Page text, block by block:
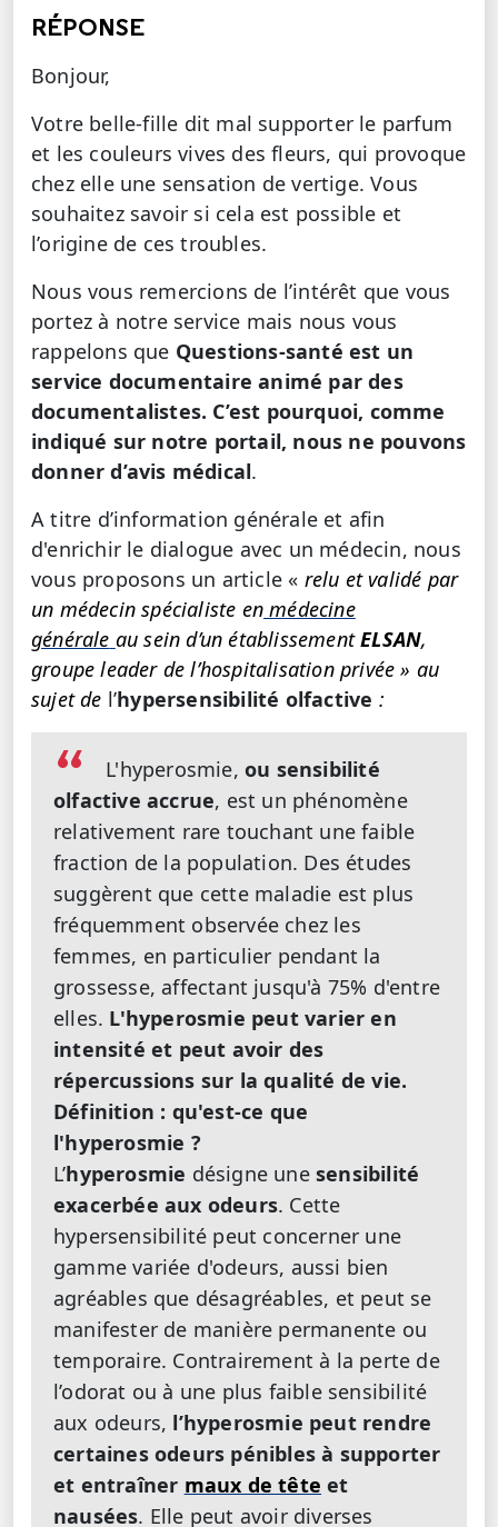
RÉPONSE
Bonjour,
Votre belle-fille dit mal supporter le parfum
et les couleurs vives des fleurs, qui provoque
chez elle une sensation de vertige. Vous
souhaitez savoir si cela est possible et
l’origine de ces troubles.
Nous vous remercions de l’intérêt que vous
portez à notre service mais nous vous
rappelons que Questions-santé est un
service documentaire animé par des
documentalistes. C’est pourquoi, comme
indiqué sur notre portail, nous ne pouvons
donner d’avis médical.
A titre d’information générale et afin
d'enrichir le dialogue avec un médecin, nous
vous proposons un article « relu et validé par
un médecin spécialiste en médecine
générale au sein d’un établissementELSAN,
groupe leader de l’hospitalisation privée » au
sujet de l’hypersensibilité olfactive :
L'hyperosmie,ou sensibilité
olfactive accrue, est un phénomène
relativement rare touchant une faible
fraction de la population. Des études
suggèrent que cette maladie est plus
fréquemment observée chez les
femmes, en particulier pendant la
grossesse, affectant jusqu'à 75% d'entre
elles. L'hyperosmie peut varier en
intensité et peut avoir des
répercussions sur la qualité de vie.
Définition : qu'est-ce que
l'hyperosmie ?
L’hyperosmie désigne unesensibilité
exacerbée aux odeurs. Cette
hypersensibilité peut concerner une
gamme variée d'odeurs, aussi bien
agréables que désagréables, et peut se
manifester de manière permanente ou
temporaire. Contrairement à la perte de
l’odorat ou à une plus faible sensibilité
aux odeurs, l’hyperosmie peut rendre
certaines odeurs pénibles à supporter
et entraîner maux de tête et
nausées. Elle peut avoir diverses